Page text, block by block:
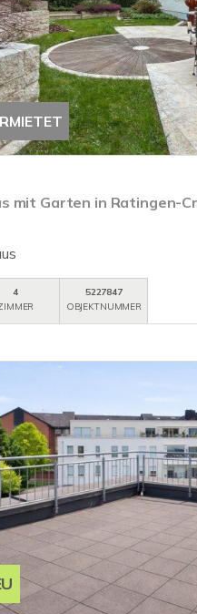
mit Garten in Ratingen-
4
5227847
OBJEKTNUMMER